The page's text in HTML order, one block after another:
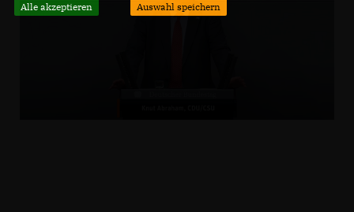
Alle akzeptieren Auswahl speichern